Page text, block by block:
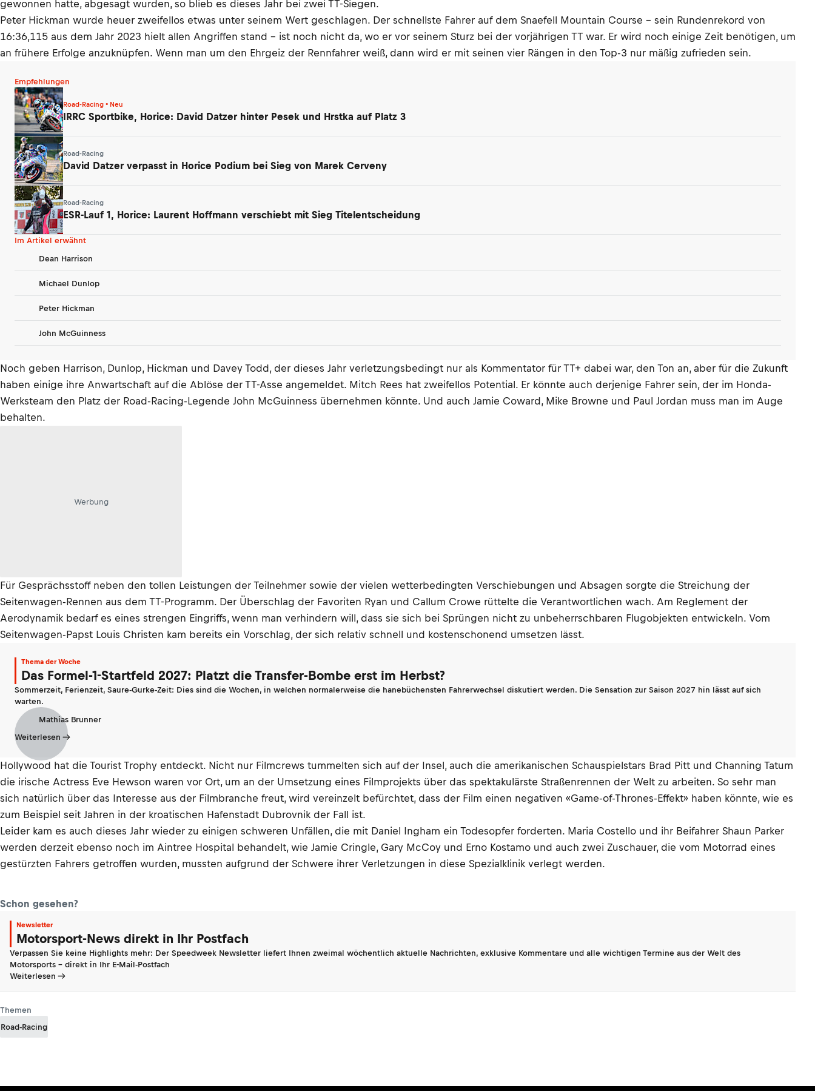
gewonnen hatte, abgesagt wurden, so blieb es dieses Jahr bei zwei TT-Siegen.
Peter Hickman wurde heuer zweifellos etwas unter seinem Wert geschlagen. Der schnellste Fahrer auf dem Snaefell Mountain Course - sein Rundenrekord von
16:36,115 aus dem Jahr 2023 hielt allen Angriffen stand - ist noch nicht da, wo er vor seinem Sturz bei der vorjährigen TT war. Er wird noch einige Zeit benötigen, um
an frühere Erfolge anzuknüpfen. Wenn man um den Ehrgeiz der Rennfahrer weiß, dann wird er mit seinen vier Rängen in den Top-3 nur mäßig zufrieden sein.
Empfehlungen
Road-Racing • Neu
IRRC Sportbike, Horice: David Datzer hinter Pesek und Hrstka auf Platz 3
Road-Racing
David Datzer verpasst in Horice Podium bei Sieg von Marek Cerveny
Road-Racing
ESR-Lauf 1, Horice: Laurent Hoffmann verschiebt mit Sieg Titelentscheidung
Im Artikel erwähnt
Dean Harrison
Michael Dunlop
Peter Hickman
John McGuinness
Noch geben Harrison, Dunlop, Hickman und Davey Todd, der dieses Jahr verletzungsbedingt nur als Kommentator für TT+ dabei war, den Ton an, aber für die Zukunft
haben einige ihre Anwartschaft auf die Ablöse der TT-Asse angemeldet. Mitch Rees hat zweifellos Potential. Er könnte auch derjenige Fahrer sein, der im Honda-
Werksteam den Platz der Road-Racing-Legende John McGuinness übernehmen könnte. Und auch Jamie Coward, Mike Browne und Paul Jordan muss man im Auge
behalten.
Werbung
Für Gesprächsstoff neben den tollen Leistungen der Teilnehmer sowie der vielen wetterbedingten Verschiebungen und Absagen sorgte die Streichung der
Seitenwagen-Rennen aus dem TT-Programm. Der Überschlag der Favoriten Ryan und Callum Crowe rüttelte die Verantwortlichen wach. Am Reglement der
Aerodynamik bedarf es eines strengen Eingriffs, wenn man verhindern will, dass sie sich bei Sprüngen nicht zu unbeherrschbaren Flugobjekten entwickeln. Vom
Seitenwagen-Papst Louis Christen kam bereits ein Vorschlag, der sich relativ schnell und kostenschonend umsetzen lässt.
Thema der Woche
Das Formel-1-Startfeld 2027: Platzt die Transfer-Bombe erst im Herbst?
Sommerzeit, Ferienzeit, Saure-Gurke-Zeit: Dies sind die Wochen, in welchen normalerweise die hanebüchensten Fahrerwechsel diskutiert werden. Die Sensation zur Saison 2027 hin lässt auf sich
warten.
Mathias Brunner
Weiterlesen
Hollywood hat die Tourist Trophy entdeckt. Nicht nur Filmcrews tummelten sich auf der Insel, auch die amerikanischen Schauspielstars Brad Pitt und Channing Tatum
die irische Actress Eve Hewson waren vor Ort, um an der Umsetzung eines Filmprojekts über das spektakulärste Straßenrennen der Welt zu arbeiten. So sehr man
sich natürlich über das Interesse aus der Filmbranche freut, wird vereinzelt befürchtet, dass der Film einen negativen «Game-of-Thrones-Effekt» haben könnte, wie es
zum Beispiel seit Jahren in der kroatischen Hafenstadt Dubrovnik der Fall ist.
Leider kam es auch dieses Jahr wieder zu einigen schweren Unfällen, die mit Daniel Ingham ein Todesopfer forderten. Maria Costello und ihr Beifahrer Shaun Parker
werden derzeit ebenso noch im Aintree Hospital behandelt, wie Jamie Cringle, Gary McCoy und Erno Kostamo und auch zwei Zuschauer, die vom Motorrad eines
gestürzten Fahrers getroffen wurden, mussten aufgrund der Schwere ihrer Verletzungen in diese Spezialklinik verlegt werden.
Schon gesehen?
Newsletter
Motorsport-News direkt in Ihr Postfach
Verpassen Sie keine Highlights mehr: Der Speedweek Newsletter liefert Ihnen zweimal wöchentlich aktuelle Nachrichten, exklusive Kommentare und alle wichtigen Termine aus der Welt des
Motorsports - direkt in Ihr E-Mail-Postfach
Weiterlesen
Themen
Road-Racing